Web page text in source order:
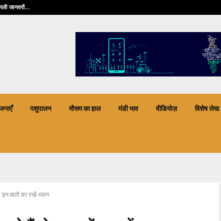
जानवरों…
पशुपालन मौसम का हाल मंडी भाव वीडियोज़ विशेष लेख
बातों का रखें ध्यान